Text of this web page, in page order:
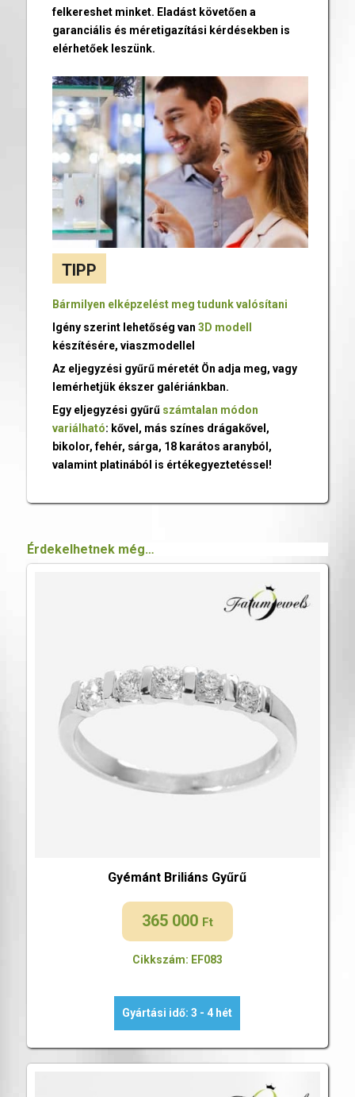
felkereshet minket. Eladást követően a
garanciális és méretigazítási kérdésekben is
elérhetőek leszünk.
TIPP
Bármilyen elképzelést meg tudunk valósítani
Igény szerint lehetőség van 3D modell
készítésére, viaszmodellel
Az eljegyzési gyűrű méretét Ön adja meg, vagy
lemérhetjük ékszer galériánkban.
Egy eljegyzési gyűrű számtalan módon
variálható: kővel, más színes drágakővel,
bikolor, fehér, sárga, 18 karátos aranyból,
valamint platinából is értékegyeztetéssel!
Érdekelhetnek még…
Gyémánt Briliáns Gyűrű
365 000 Ft
Cikkszám: EF083
Gyártási idő: 3 - 4 hét